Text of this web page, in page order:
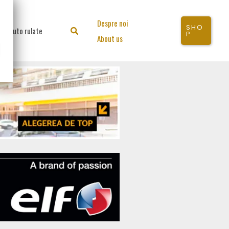
Auto rulate Search
Despre noi
About us
SHO
P